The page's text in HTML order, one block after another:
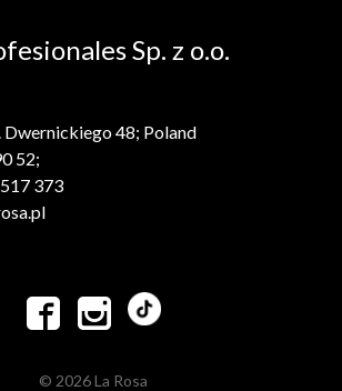
Sp. z o.o.
Dwernickiego 48; Poland
52;
373
 
© 2026 La Rosa